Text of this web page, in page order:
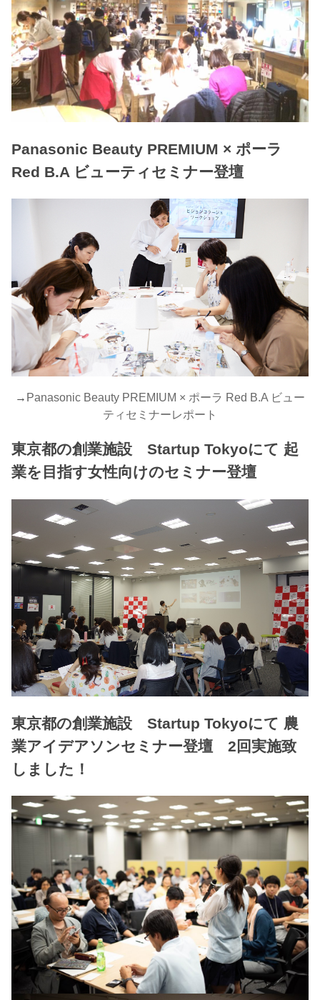
Panasonic Beauty PREMIUM × ポーラ
Red B.A ビューティセミナー登壇
→ Panasonic Beauty PREMIUM × ポーラ Red B.A ビュー
ティセミナーレポート
東京都の創業施設 Startup Tokyoにて 起
業を目指す女性向けのセミナー登壇
東京都の創業施設 Startup Tokyoにて 農
業アイデアソンセミナー登壇 2回実施致
しました！